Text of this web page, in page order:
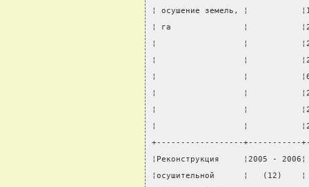
¦ осушение земель, ¦
¦ га               ¦
¦                  ¦
¦                  ¦
¦                  ¦
¦                  ¦
¦                  ¦
¦                  ¦
+------------------+-----------
¦Реконструкция     ¦2005
¦осушительной      ¦